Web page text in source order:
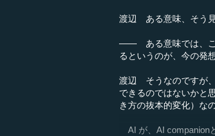
渡辺 ある意味、そう見
―― ある意味では、こ
るというのが、今の発
渡辺 そうなのですが
できるのではないかと
き方の抜本的変化）な
AI が、AI companion